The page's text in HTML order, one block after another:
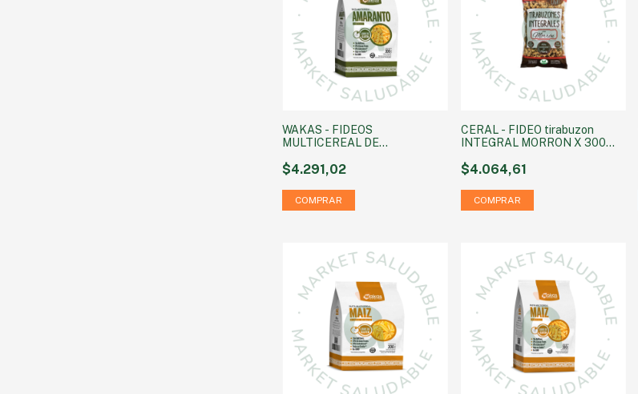
WAKAS - FIDEOS
MULTICEREAL DE
$4.291,02
CERAL - FIDEO tirabuzon
INTEGRAL MORRON X 300
$4.064,61